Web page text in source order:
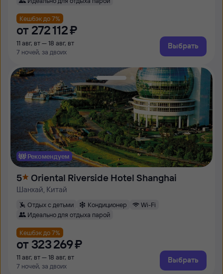
Кешбэк до 7%
от 272 ⁠112 ⁠₽
11 авг, вт — 18 авг, вт
7 ночей, за двоих
Выбрать
Рекомендуем
5 Oriental Riverside Hotel Shanghai
Шанхай, Китай
Отдых с детьми Кондиционер
Wi-Fi
Идеально для отдыха парой
Кешбэк до 7%
от 323 ⁠269 ⁠₽
11 авг, вт — 18 авг, вт
7 ночей, за двоих
Выбрать